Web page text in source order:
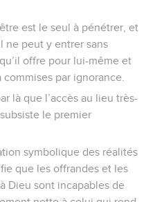
est le seul à pénétrer, et
ne peut y entrer sans
offre pour lui-même et
par ignorance.
là que l’accès au lieu très-
le premier
symbolique des réalités
que les offrandes et les
Dieu sont incapables de